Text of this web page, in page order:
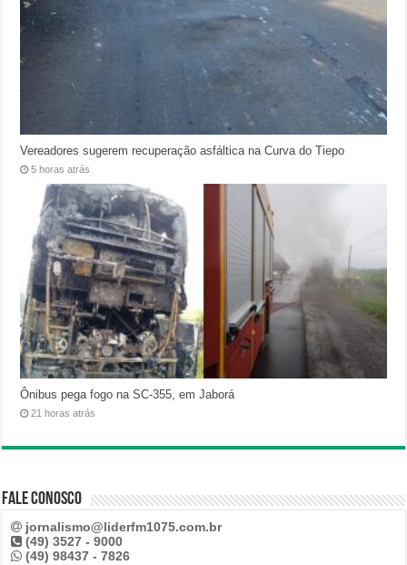
Vereadores sugerem recuperação asfáltica na Curva do Tiepo
5 horas atrás
Ônibus pega fogo na SC-355, em Jaborá
21 horas atrás
Fale Conosco
jornalismo@liderfm1075.com.br
(49) 3527 - 9000
(49) 98437 - 7826